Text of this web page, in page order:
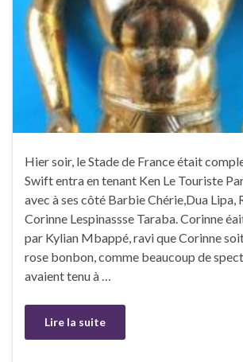
Hier soir, le Stade de France était
Swift entra en tenant Ken Le Touriste
avec à ses côté Barbie Chérie,Dua Lipa,
Corinne Lespinassse Taraba. Corinne
par Kylian Mbappé, ravi que Corinne
rose bonbon, comme beaucoup de
avaient tenu à …
Lire la suite